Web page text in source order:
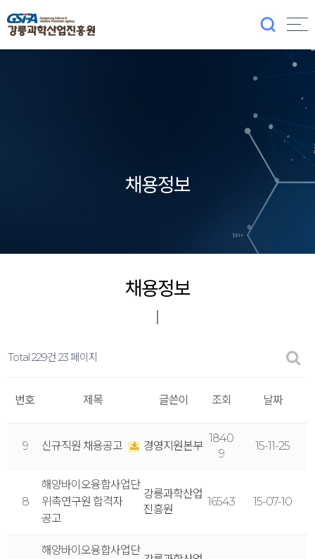
채용정보
채용정보
Total 229건 23 페이지
번호 제목 글쓴이 조회 날짜
9 신규직원 채용공고 경영지원본부
1840
9
15-11-25
8
해양바이오융합사업단
위촉연구원 합격자
공고
강릉과학산업
진흥원
16543 15-07-10
해양바이오융합사업단